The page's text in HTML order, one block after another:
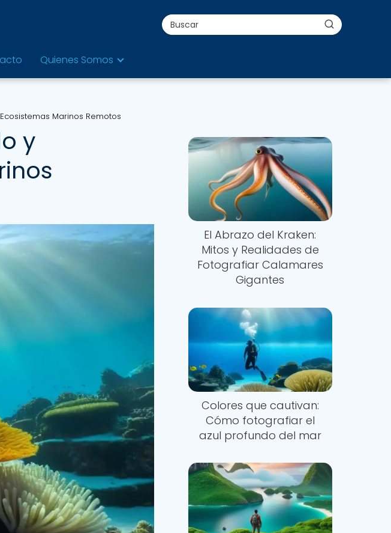
Quienes Somos
Marinos Remotos
y
El Abrazo del Kraken:
Mitos y Realidades de
Fotografiar Calamares
Gigantes
Colores que cautivan:
Cómo fotografiar el
azul profundo del mar